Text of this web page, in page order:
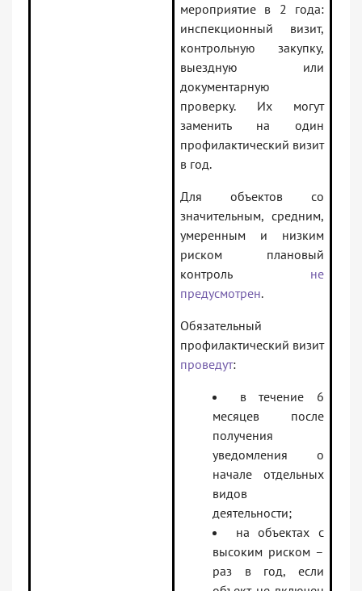
мероприятие в 2 года:
инспекционный визит,
контрольную закупку,
выездную или
документарную
проверку. Их могут
заменить на один
профилактический визит
в год.
Для объектов со
значительным, средним,
умеренным и низким
риском плановый
контроль не
предусмотрен.
Обязательный
профилактический визит
проведут:
в течение 6
месяцев после
получения
уведомления о
начале отдельных
видов
деятельности;
на объектах с
высоким риском –
раз в год, если